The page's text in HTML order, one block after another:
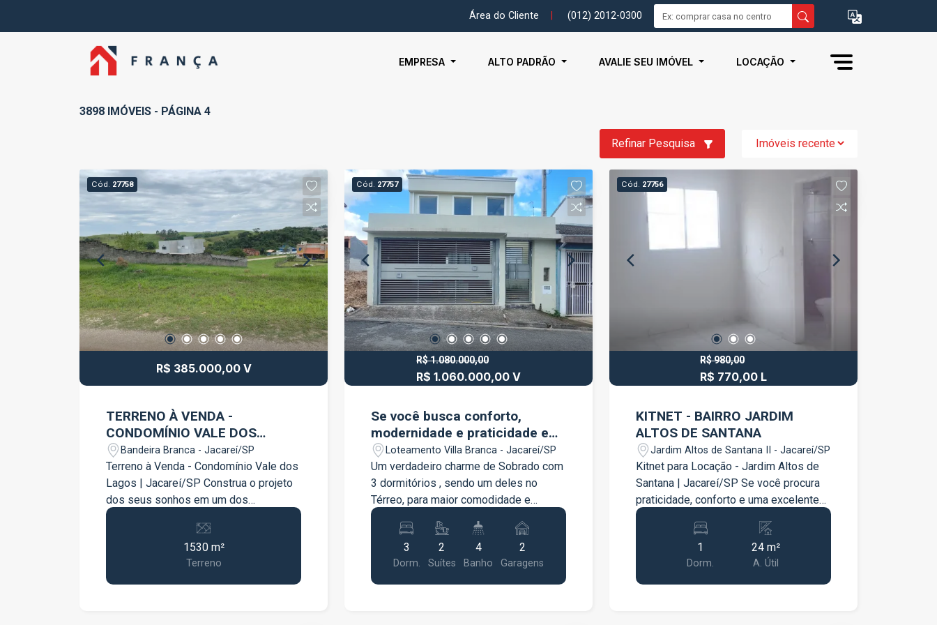
Área do Cliente (012) 2012-0300
EMPRESA ALTO PADRÃO AVALIE SEU IMÓVEL LOCAÇÃO
3898 IMÓVEIS - PÁGINA 4
Refinar Pesquisa
Cód. 27758
R$ 385.000,00 V
TERRENO À VENDA -
CONDOMÍNIO VALE DOS
LAGOS - JACAREÍ
Bandeira Branca - Jacareí/SP
Terreno à Venda - Condomínio Vale dos
Lagos | Jacareí/SP Construa o projeto
dos seus sonhos em um dos
condomínios mais exclusivos de
1.530 m², oferecendo amplo espaço
para a construção de uma residência de
alto padrão, com áreas de lazer, jardim
1530 m²
Terreno
Cód. 27757
R$ 1.080.000,00
R$ 1.060.000,00 V
Se você busca conforto,
modernidade e praticidade em
um dos bairros mais desejados
de Jacareí, esta é a
oportunidade perfeita.
Loteamento Villa Branca - Jacareí/SP
Um verdadeiro charme de Sobrado com
3 dormitórios , sendo um deles no
Térreo, para maior comodidade e
privacidade. Se você busca conforto,
modernidade e praticidade em um dos
bairros mais desejados de Jacareí,
esta é a oportunidade perfeita. Aqui no
Vila Branca O imóvel conta com: Com
3
Dorm.
2
Suítes
4
Banho
2
Garagens
Cód. 27756
R$ 980,00
R$ 770,00 L
KITNET - BAIRRO JARDIM
ALTOS DE SANTANA
Jardim Altos de Santana II - Jacareí/SP
Kitnet para Locação - Jardim Altos de
Santana | Jacareí/SP Se você procura
praticidade, conforto e uma excelente
localização, esta kitnet é uma ótima
opção para o seu dia a dia. Localizada
no bairro Jardim Altos de Santana, em
Jacareí, o imóvel oferece um ambiente
funcional, ideal para quem mora
1
Dorm.
24 m²
A. Útil